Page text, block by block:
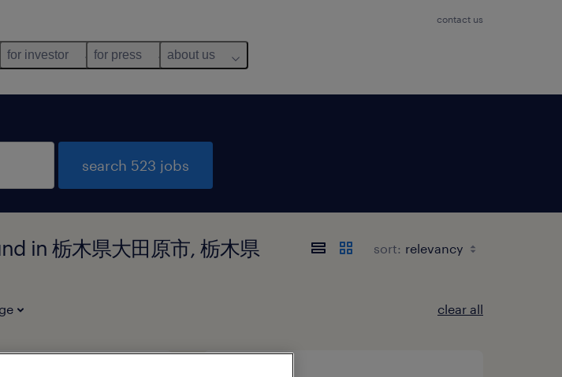
contact us
for investor for press about us
search 523 jobs
in 栃木県大田原市, 栃木県 sort:
clear all